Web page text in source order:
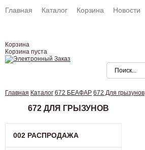
Главная Каталог Корзина Новости
Корзина
Корзина пуста
Главная Каталог 672 БЕАФАР 672 Для грызунов
672 ДЛЯ ГРЫЗУНОВ
002 РАСПРОДАЖА